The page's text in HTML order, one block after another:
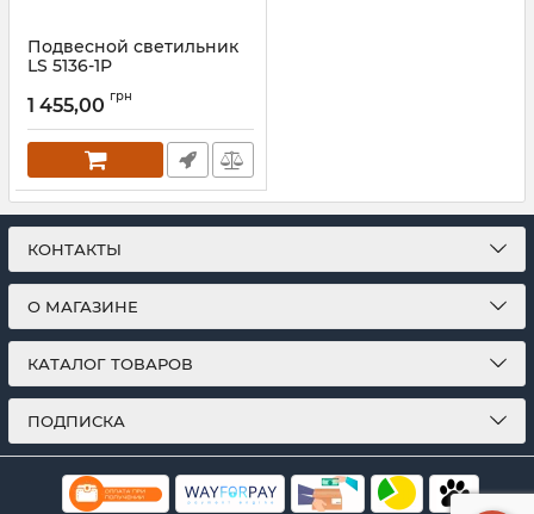
Подвесной светильник
LS 5136-1P
1 455,00 грн
КОНТАКТЫ
О МАГАЗИНЕ
КАТАЛОГ ТОВАРОВ
ПОДПИСКА